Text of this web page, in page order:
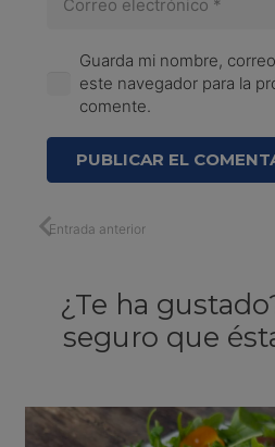
Guarda mi nombre,
este navegador para la
comente.
PUBLICAR EL
Entrada anterior
¿Te ha
seguro que